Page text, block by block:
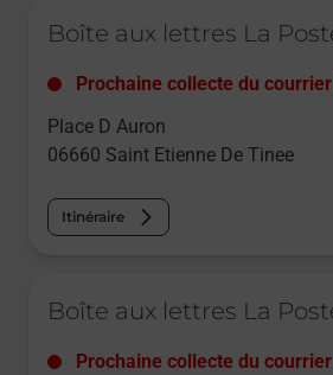
Boîte aux lettres La
Prochaine collecte du courrier
Place D Auron
06660 Saint Etienne De Tinee
Itinéraire
Boîte aux lettres La
Prochaine collecte du courrier